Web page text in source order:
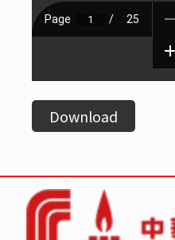
Download